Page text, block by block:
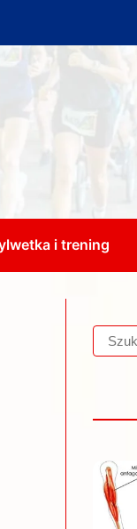
i trening